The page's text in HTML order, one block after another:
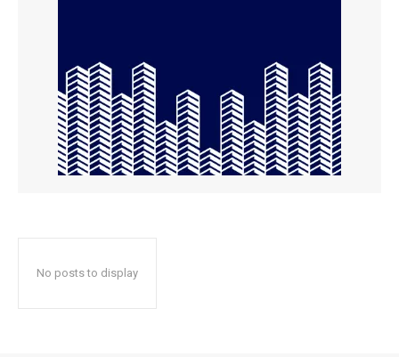
No posts to display